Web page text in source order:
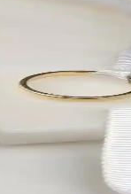
sunar, uzun
ve seçim